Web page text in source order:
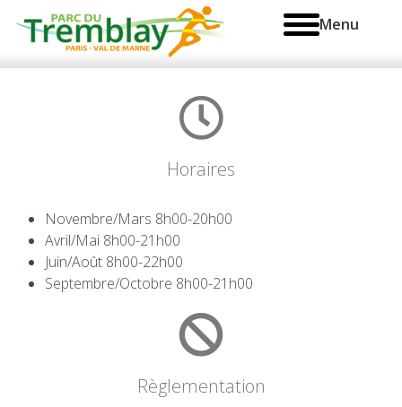
Menu
Horaires
Novembre/Mars 8h00-20h00
Avril/Mai 8h00-21h00
Juin/Août 8h00-22h00
Septembre/Octobre 8h00-21h00
Règlementation